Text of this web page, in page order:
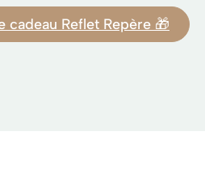
cadeau Reflet Repère 🎁